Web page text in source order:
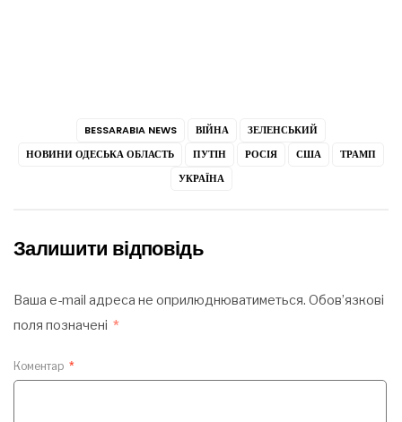
BESSARABIA NEWS ВІЙНА
ЗЕЛЕНСЬКИЙ
НОВИНИ ОДЕСЬКА ОБЛАСТЬ
ПУТІН РОСІЯ США
ТРАМП
УКРАЇНА
Залишити відповідь
Ваша e-mail адреса не оприлюднюватиметься. Обов’язкові
поля позначені *
Коментар *